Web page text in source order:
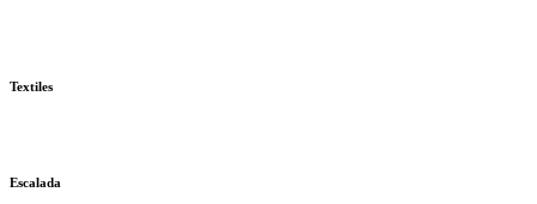
Textiles
Escalada